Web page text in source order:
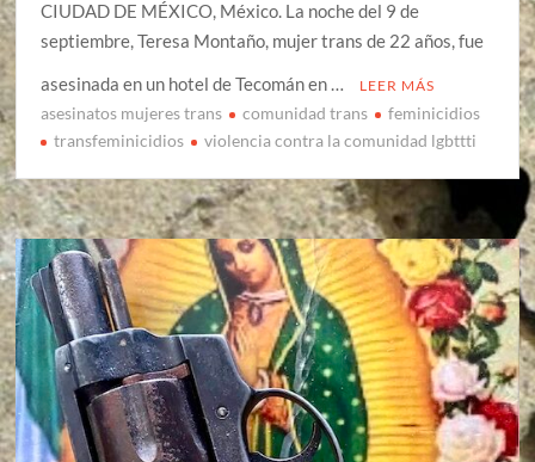
CIUDAD DE MÉXICO, México. La noche del 9 de
septiembre, Teresa Montaño, mujer trans de 22 años, fue
asesinada en un hotel de Tecomán en …
LEER MÁS
asesinatos mujeres trans comunidad trans
feminicidios
transfeminicidios
violencia contra la comunidad lgbttti